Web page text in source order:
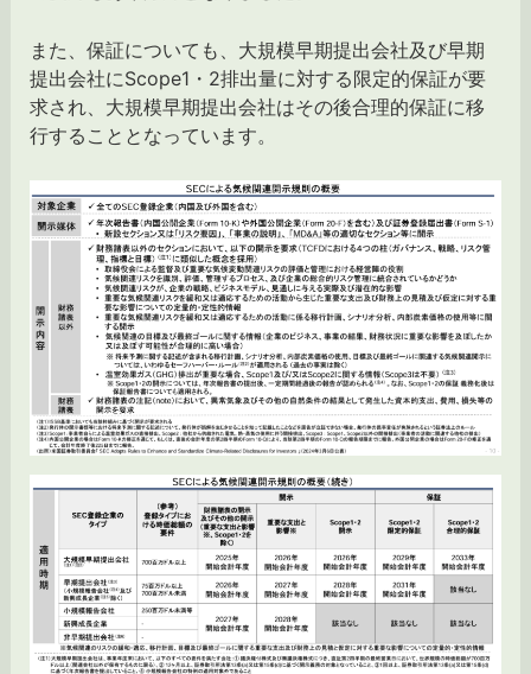
また、保証についても、大規模早期提出会社及び早期
提出会社にScope1・2排出量に対する限定的保証が要
求され、大規模早期提出会社はその後合理的保証に移
行することとなっています。